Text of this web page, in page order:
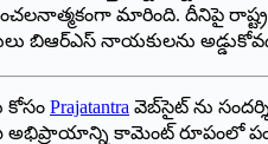
మారింది. దీనిపై
బిఆర్‌ఎస్‌ ‌నాయకులను
కోసం Prajatantra వెబ్‌సైట్ ను
అభిప్రాయాన్ని కామెంట్ రూపంలో